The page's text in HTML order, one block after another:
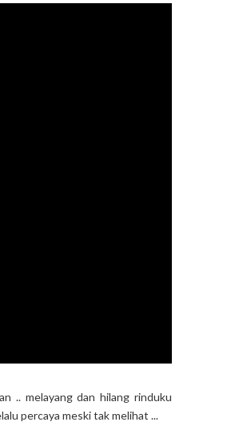
.. melayang dan hilang rinduku
percaya meski tak melihat ...